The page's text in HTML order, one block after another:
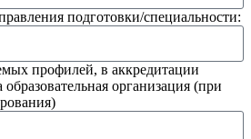
подготовки/специальности:
профилей, в аккредитации
организация (при